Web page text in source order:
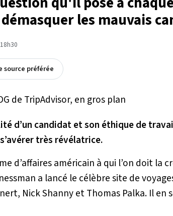
les mauvais
source préférée
d’un candidat et son éthique de
très révélatrice.
d’affaires américain à qui l’on doit la
a lancé le célèbre site de
Nick Shanny et Thomas Palka. Il en